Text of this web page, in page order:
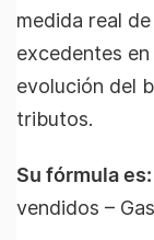
medida real
excedentes
evolución del
tributos.
Su fórmula es:
vendidos –